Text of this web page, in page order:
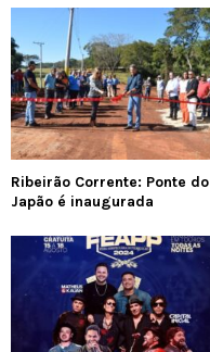
Ribeirão Corrente: Ponte do
Japão é inaugurada